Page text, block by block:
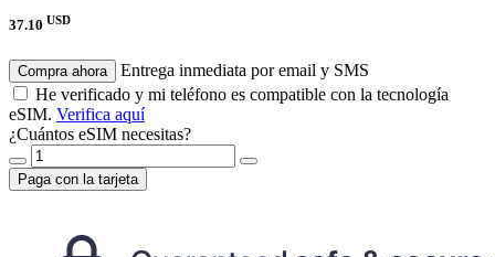
37.10 USD
Compra ahora
Entrega inmediata por email y SMS
He verificado y mi teléfono es compatible con la tecnología
eSIM. Verifica aquí
¿Cuántos eSIM necesitas?
Paga con la tarjeta